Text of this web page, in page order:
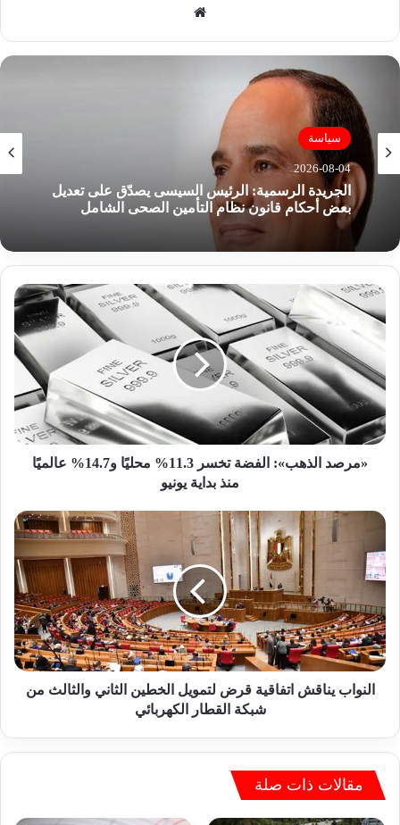
الوي
سياسة
2026-08-04
الجريدة الرسمية: الرئيس السيسى يصدّق على تعديل
بعض أحكام قانون نظام التأمين الصحى الشامل
«
م
ر
د
ا
ل
ذ
ه
ا
ف
ض
ت
خ
س
ر
م
ح
«مرصد الذهب»: الفضة تخسر 11.3% محليًا و14.7% عالميًا
منذ بداية يونيو
ا
ن
و
ب
ي
ن
ا
ق
ي
النواب يناقش اتفاقية قرض لتمويل الخطين الثاني والثالث من
شبكة القطار الكهربائي
مقالات ذات صلة